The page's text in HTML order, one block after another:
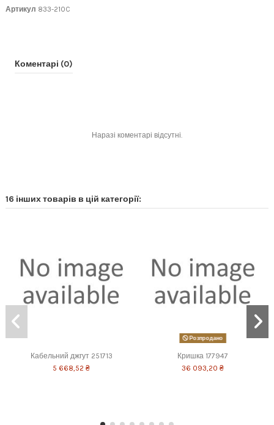
Артикул 833-210C
Коментарі (0)
Наразі коментарі відсутні.
16 інших товарів в цій категорії:
Кабельний джгут 251713
5 668,52 ₴
Розпродано
Кришка 177947
36 093,20 ₴